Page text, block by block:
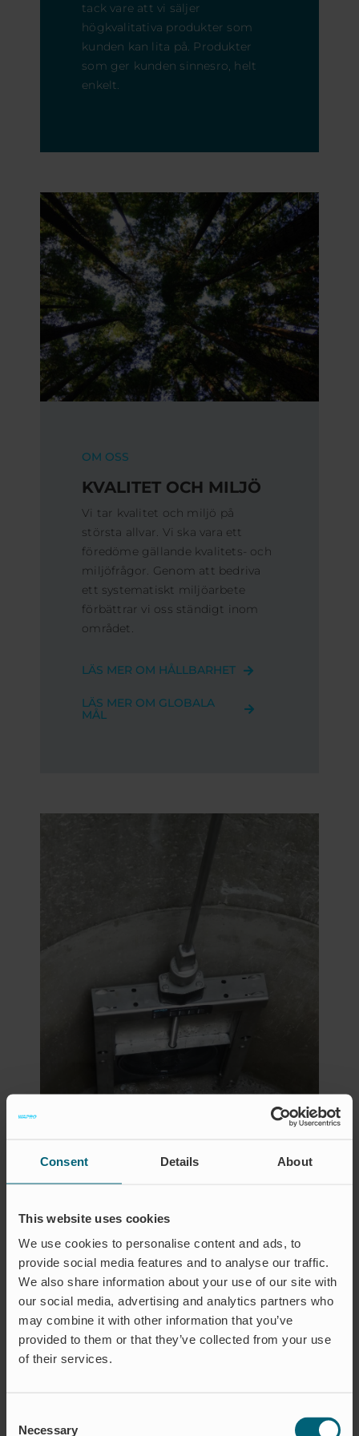
Consent Details About
This website uses cookies
We use cookies to personalise content and ads, to
provide social media features and to analyse our traffic.
We also share information about your use of our site with
our social media, advertising and analytics partners who
may combine it with other information that you’ve
provided to them or that they’ve collected from your use
of their services.
Selection
Necessary
tack vare att vi säljer
högkvalitativa produkter som
kunden kan lita på. Produkter
som ger kunden sinnesro, helt
enkelt.
OM OSS
KVALITET OCH MILJÖ
Vi tar kvalitet och miljö på
största allvar. Vi ska vara ett
föredöme gällande kvalitets- och
miljöfrågor. Genom att bedriva
ett systematiskt miljöarbete
förbättrar vi oss ständigt inom
området.
LÄS MER OM HÅLLBARHET
LÄS MER OM GLOBALA
MÅL
OM OSS
MISSION
Vi på Wapro är kundfokuserade,
passionerade och hängivna
innovativa lösningar för
tillbakaflöden och